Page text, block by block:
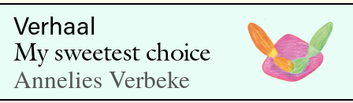
Verhaal
My sweetest choice
Annelies Verbeke